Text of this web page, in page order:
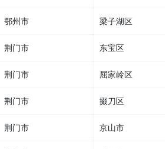
鄂州市 梁子湖区
荆门市 东宝区
荆门市 屈家岭区
荆门市 掇刀区
荆门市 京山市